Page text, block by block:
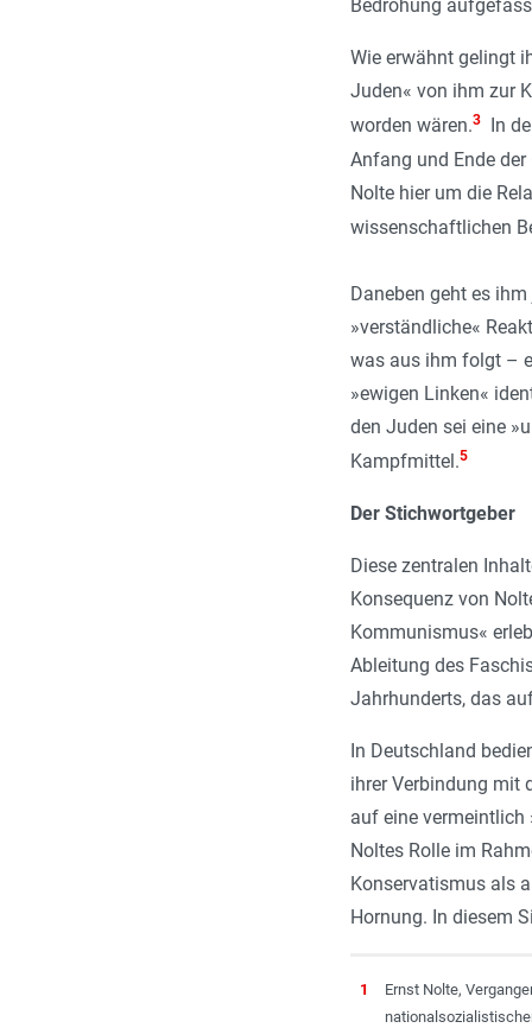
Bedrohung
Wie erwähnt gelingt
Juden« von ihm zur
worden wären.3
In
Anfang und Ende
Nolte hier um die
wissenschaftlichen
Daneben geht es
»verständliche«
was aus ihm folgt –
»ewigen Linken«
den Juden sei eine
Kampfmittel.5
Der Stichwortgeber
Diese zentralen
Konsequenz von
Kommunismus«
Ableitung des
Jahrhunderts, das
In Deutschland
ihrer Verbindung mit
auf eine
Noltes Rolle im
Konservatismus als
Hornung. In diesem
1
Ernst Nolte,